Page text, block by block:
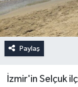
Paylaş
İzmir'in Selçuk